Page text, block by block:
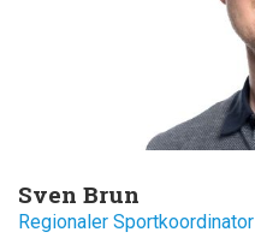
Sven Brun
Regionaler Sportkoordinator